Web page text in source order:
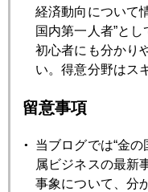
1月
7月 8月
経済動向について
国内第一人者”と
初心者にも分かり
い。得意分野はス
留意事項
当ブログでは“金
属ビジネスの最新
事象について、分